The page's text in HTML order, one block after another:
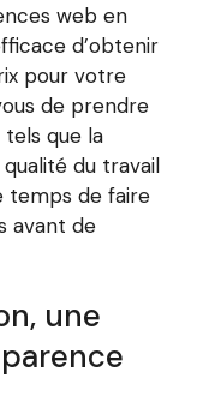
web en
d’obtenir
pour votre
de prendre
que la
du travail
temps de faire
avant de
une